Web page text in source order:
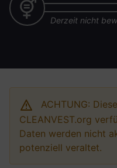
Derzeit nicht
ACHTUNG:
CLEANVEST.org
Daten werden nicht
potenziell veraltet.